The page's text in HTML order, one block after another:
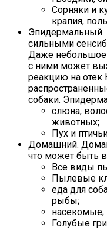
Сорняки и
крапия,
Эпидермальный.
сильными
Даже небольшое
с ними может
реакцию на отек
собаки.
слюна,
животных;
Пух и
Домашний.
что может быть
Все виды
Пылевые
еда для
рыбы;
насекомые;
Голубые